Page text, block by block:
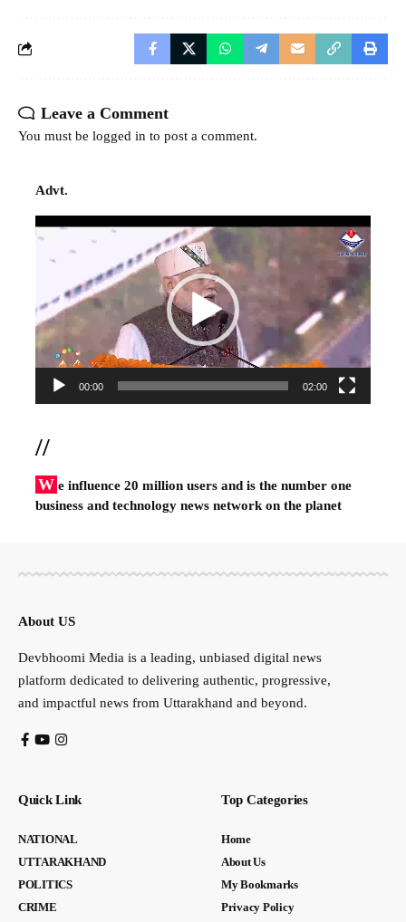
Leave a Comment
You must be logged in to post a comment.
Advt.
Video
00:00 02:00
//
W e influence 20 million users and is the number one
business and technology news network on the planet
About US
Devbhoomi Media is a leading, unbiased digital news
platform dedicated to delivering authentic, progressive,
and impactful news from Uttarakhand and beyond.
Quick Link
NATIONAL
UTTARAKHAND
POLITICS
CRIME
Top Categories
Home
About Us
My Bookmarks
Privacy Policy